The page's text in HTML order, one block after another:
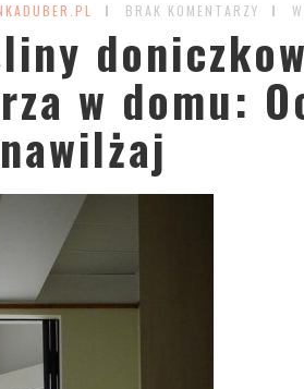
BRAK KOMENTARZY
w domu: